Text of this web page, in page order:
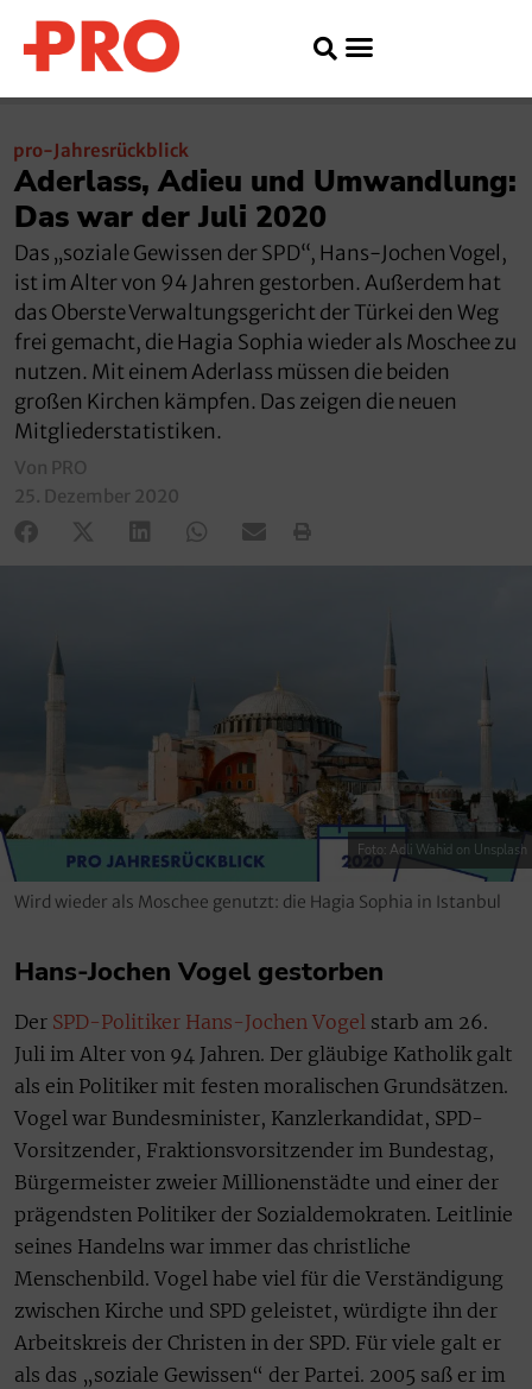
pro-Jahresrückblick
Aderlass, Adieu und Umwandlung:
Das war der Juli 2020
Das „soziale Gewissen der SPD“, Hans-Jochen Vogel,
ist im Alter von 94 Jahren gestorben. Außerdem hat
das Oberste Verwaltungsgericht der Türkei den Weg
frei gemacht, die Hagia Sophia wieder als Moschee zu
nutzen. Mit einem Aderlass müssen die beiden
großen Kirchen kämpfen. Das zeigen die neuen
Mitgliederstatistiken.
Von PRO
25. Dezember 2020
Foto: Adli Wahid on Unsplash
Wird wieder als Moschee genutzt: die Hagia Sophia in Istanbul
Hans-Jochen Vogel gestorben
Der SPD-Politiker Hans-Jochen Vogel starb am 26.
Juli im Alter von 94 Jahren. Der gläubige Katholik galt
als ein Politiker mit festen moralischen Grundsätzen.
Vogel war Bundesminister, Kanzlerkandidat, SPD-
Vorsitzender, Fraktionsvorsitzender im Bundestag,
Bürgermeister zweier Millionenstädte und einer der
prägendsten Politiker der Sozialdemokraten. Leitlinie
seines Handelns war immer das christliche
Menschenbild. Vogel habe viel für die Verständigung
zwischen Kirche und SPD geleistet, würdigte ihn der
Arbeitskreis der Christen in der SPD. Für viele galt er
als das „soziale Gewissen“ der Partei. 2005 saß er im